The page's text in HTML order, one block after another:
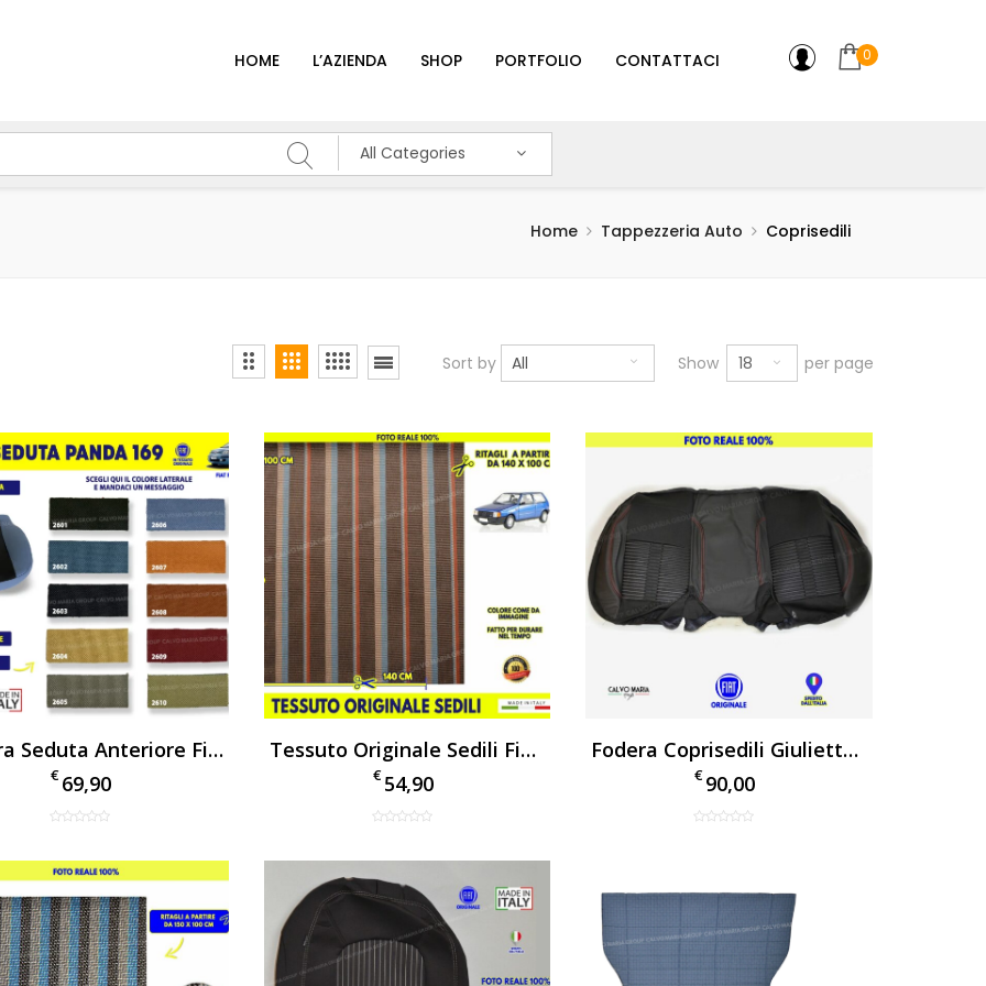
HOME L’AZIENDA SHOP PORTFOLIO CONTATTACI 0
All Categories
Home Tappezzeria Auto Coprisedili
Sort by All Show 18 per page
Fodera Seduta Anteriore Fiat Panda 169 (2003–2012) | Tessuto Originale Fiat | Made In Italy
69,90
€
Tessuto Originale Sedili Fiat Uno SX Marrone Rigato – Ritaglio 140×100 Cm, Made In Italy
54,90
€
Fodera Coprisedili Giulietta Originale Fiat Biposto
90,00
€